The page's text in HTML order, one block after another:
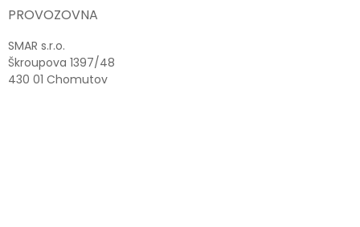
PROVOZOVNA
SMAR s.r.o.
Škroupova 1397/48
430 01 Chomutov